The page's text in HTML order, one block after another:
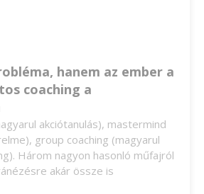
hanem az ember a
coaching a
akciótanulás), mastermind
group coaching (magyarul
Három nagyon hasonló műfajról
akár össze is